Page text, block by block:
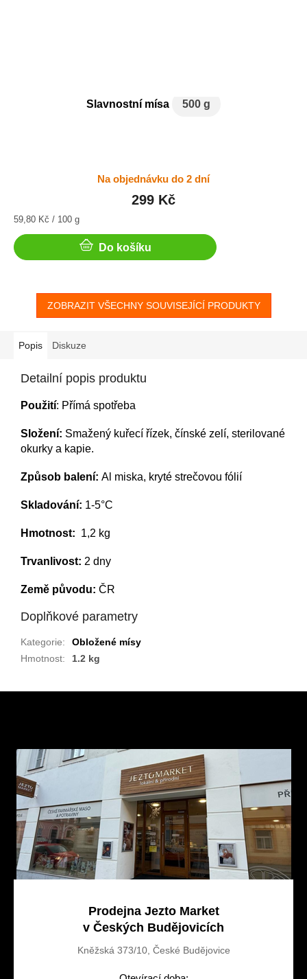
Slavnostní mísa 500 g
Na objednávku do 2 dní
299 Kč
Měrná
59,80 Kč / 100 g
Do košíku
ZOBRAZIT VŠECHNY SOUVISEJÍCÍ PRODUKTY
Popis Diskuze
Detailní popis produktu
Použití: Přímá spotřeba
Složení: Smažený kuřecí řízek, čínské zelí, sterilované
okurky a kapie.
Způsob balení: Al miska, kryté strečovou fólií
Skladování: 1-5°C
Hmotnost: 1,2 kg
Trvanlivost: 2 dny
Země původu: ČR
Doplňkové parametry
Kategorie:
Obložené mísy
Hmotnost: 1.2 kg
Prodejna Jezto Market
v Českých Budějovicích
Kněžská 373/10, České Budějovice